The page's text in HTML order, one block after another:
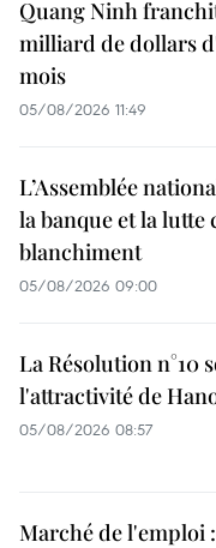
Quang Ninh
milliard de dollars
mois
05/08/2026 11:49
L’Assemblée
la banque et la lutte
blanchiment
05/08/2026 09:00
La Résolution n°10
l'attractivité de
05/08/2026 08:57
Marché de l'emploi